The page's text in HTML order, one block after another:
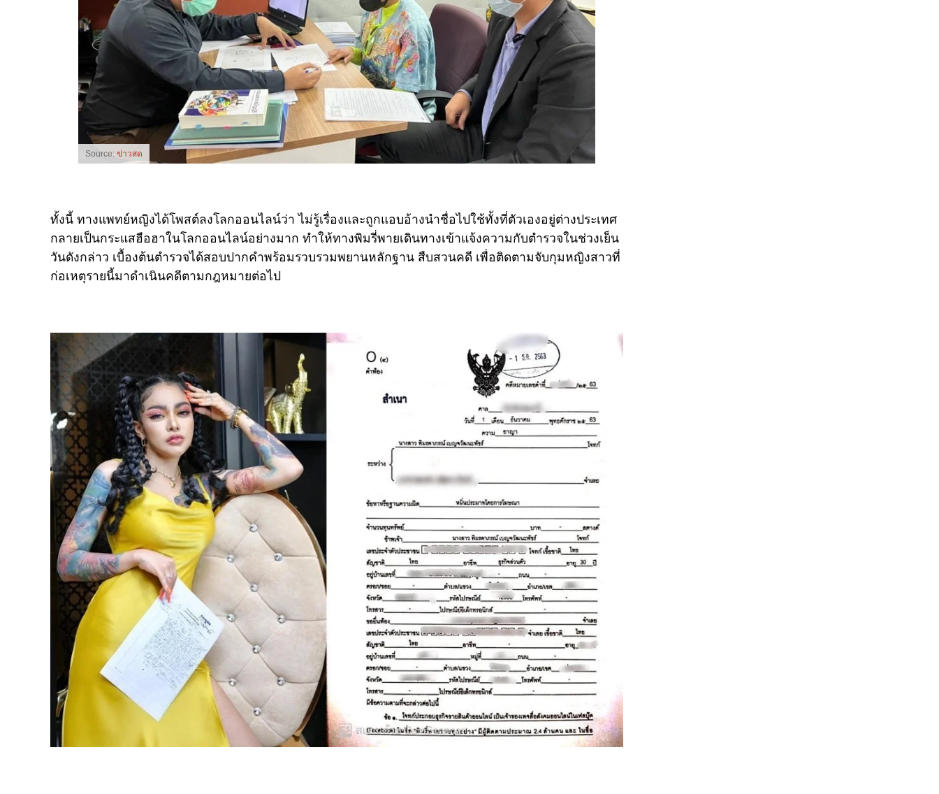
Source: ข่าวสด
ทั้งนี้ ทางแพทย์หญิงได้โพสต์ลงโลกออนไลน์ว่า ไม่รู้เรื่องและถูกแอบอ้างนำชื่อไปใช้ทั้งที่ตัวเองอยู่ต่างประเทศ
กลายเป็นกระแสฮือฮาในโลกออนไลน์อย่างมาก ทำให้ทางพิมรี่พายเดินทางเข้าแจ้งความกับตำรวจในช่วงเย็น
วันดังกล่าว เบื้องต้นตำรวจได้สอบปากคำพร้อมรวบรวมพยานหลักฐาน สืบสวนคดี เพื่อติดตามจับกุมหญิงสาวที่
ก่อเหตุรายนี้มาดำเนินคดีตามกฎหมายต่อไป